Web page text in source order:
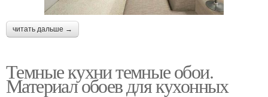
читать дальше →
Темные кухни темные обои.
Материал обоев для кухонных